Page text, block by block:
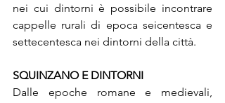
nei cui dintorni è possibile incontrare
cappelle rurali di epoca seicentesca e
settecentesca nei dintorni della città.
SQUINZANO E DINTORNI
Dalle epoche romane e medievali,